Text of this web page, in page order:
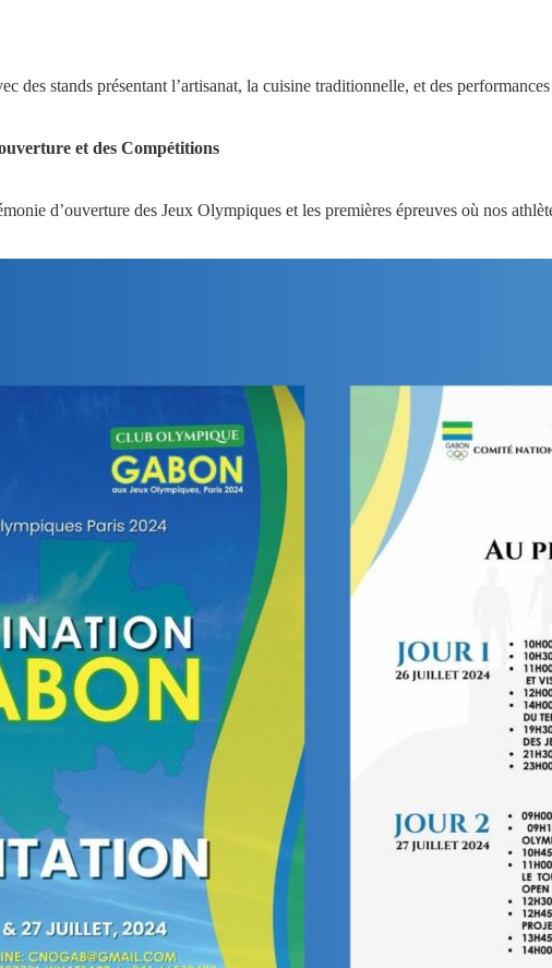
des stands présentant l’artisanat, la cuisine traditionnelle, et des
et des Compétitions
d’ouverture des Jeux Olympiques et les premières épreuves où nos